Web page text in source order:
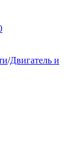
/Двигатель и